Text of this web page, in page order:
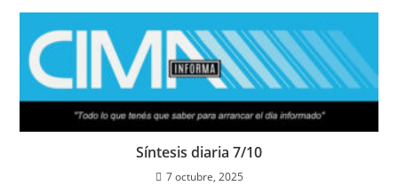
Síntesis diaria 7/10
7 octubre, 2025